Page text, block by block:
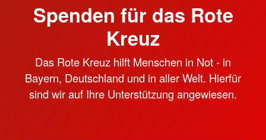
Spenden für das Rote
Kreuz
Das Rote Kreuz hilft Menschen in Not - in
Bayern, Deutschland und in aller Welt. Hierfür
sind wir auf Ihre Unterstützung angewiesen.